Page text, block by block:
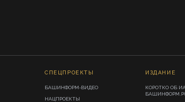
СПЕЦПРОЕКТЫ
БАШИНФОРМ-ВИДЕО
НАЦПРОЕКТЫ
ИЗДАНИЕ
КОРОТКО ОБ ИА